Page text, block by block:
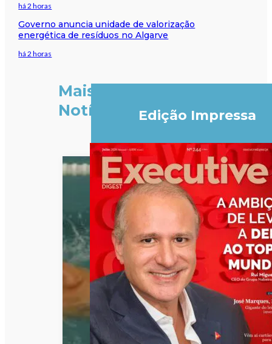
há 2 horas
Governo anuncia unidade de valorização
energética de resíduos no Algarve
há 2 horas
Mais
Notícias
Edição Impressa